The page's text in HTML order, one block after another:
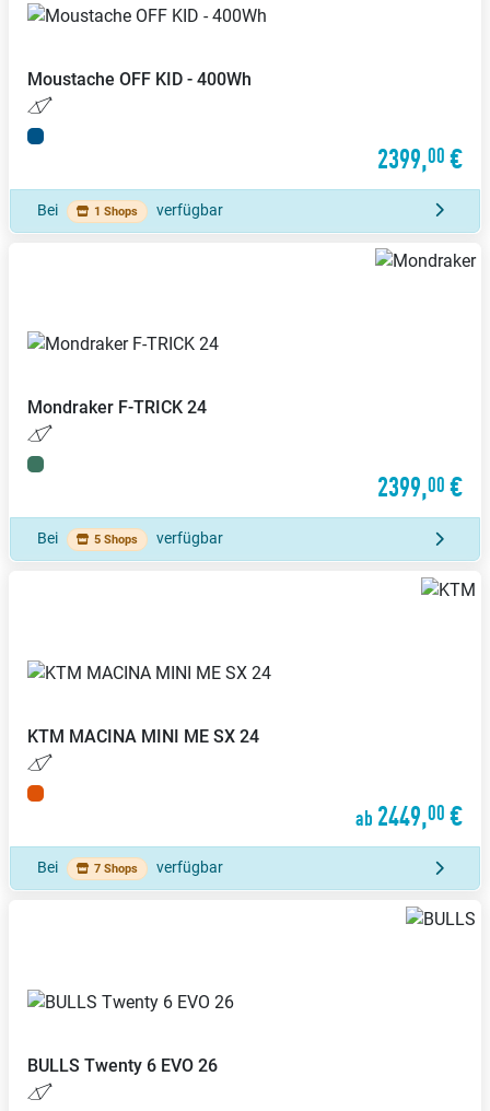
Moustache OFF KID - 400Wh
2399,00 €
Bei 1 Shops verfügbar
Mondraker F-TRICK 24
2399,00 €
Bei 5 Shops verfügbar
KTM MACINA MINI ME SX 24
ab 2449,00 €
Bei 7 Shops verfügbar
BULLS Twenty 6 EVO 26